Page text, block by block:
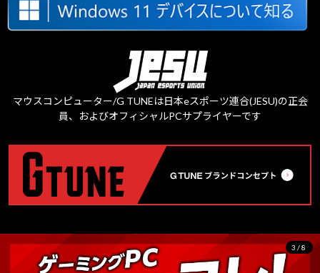
マウスコンピューター/G TUNEは日本eスポーツ連合(JESU)の正会
員、およびオフィシャルPCサプライヤーです
3/8